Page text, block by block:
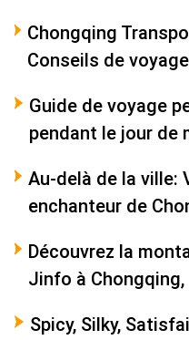
Chongqing
Conseils de
Guide de voyage
pendant le jour de
Au-delà de la ville:
enchanteur de
Découvrez la
Jinfo à Chongqing,
Spicy, Silky,